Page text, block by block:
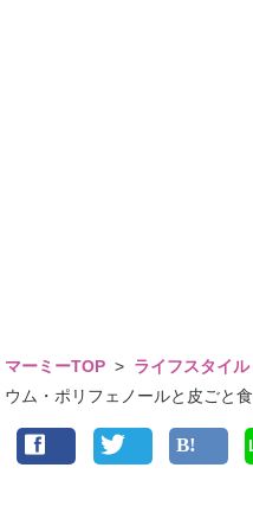
マーミーTOP > ライフスタイル
ウム・ポリフェノールと皮ごと